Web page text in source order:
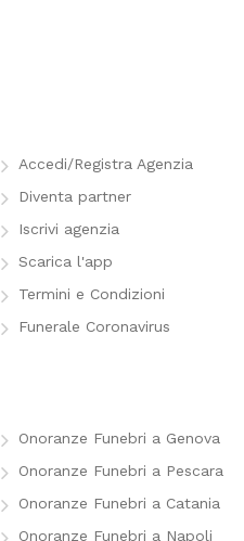
Accedi/Registra Agenzia
Diventa partner
Iscrivi agenzia
Scarica l'app
Termini e Condizioni
Funerale Coronavirus
Onoranze Funebri a Genova
Onoranze Funebri a Pescara
Onoranze Funebri a Catania
Onoranze Funebri a Napoli